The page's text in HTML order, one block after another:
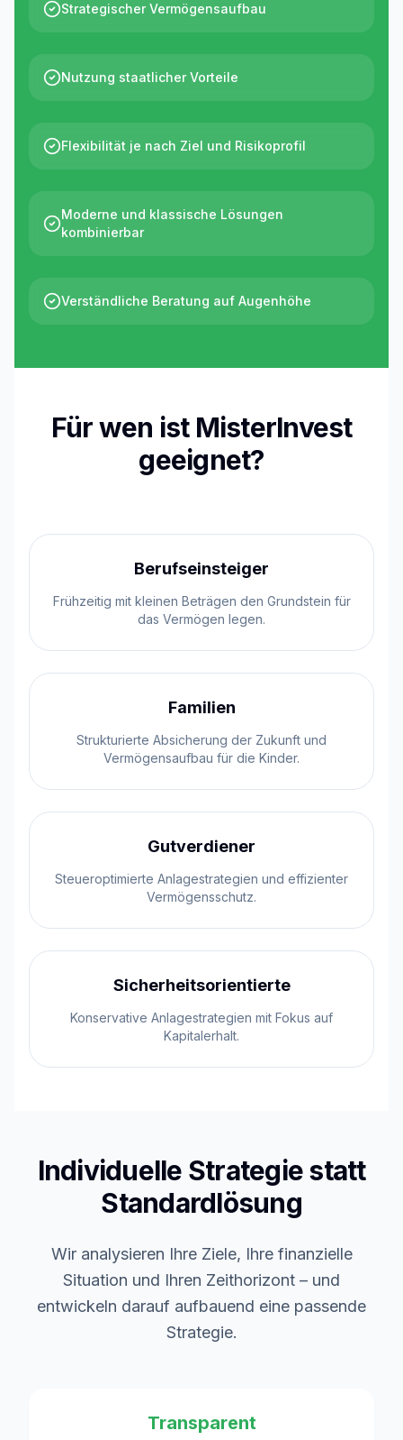
Strategischer Vermögensaufbau
Nutzung staatlicher Vorteile
Flexibilität je nach Ziel und Risikoprofil
Moderne und klassische Lösungen
kombinierbar
Verständliche Beratung auf Augenhöhe
Für wen ist MisterInvest
geeignet?
Berufseinsteiger
Frühzeitig mit kleinen Beträgen den Grundstein für
das Vermögen legen.
Familien
Strukturierte Absicherung der Zukunft und
Vermögensaufbau für die Kinder.
Gutverdiener
Steueroptimierte Anlagestrategien und effizienter
Vermögensschutz.
Sicherheitsorientierte
Konservative Anlagestrategien mit Fokus auf
Kapitalerhalt.
Individuelle Strategie statt
Standardlösung
Wir analysieren Ihre Ziele, Ihre finanzielle
Situation und Ihren Zeithorizont – und
entwickeln darauf aufbauend eine passende
Strategie.
Transparent